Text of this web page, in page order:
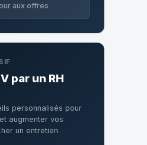
aux offres
par un RH
personnalisés pour
augmenter vos
un entretien.